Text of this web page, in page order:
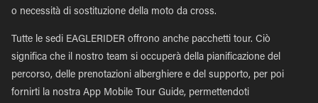
o necessità di sostituzione della moto da cross.
Tutte le sedi EAGLERIDER offrono anche pacchetti tour. Ciò
significa che il nostro team si occuperà della pianificazione del
percorso, delle prenotazioni alberghiere e del supporto, per poi
fornirti la nostra App Mobile Tour Guide, permettendoti